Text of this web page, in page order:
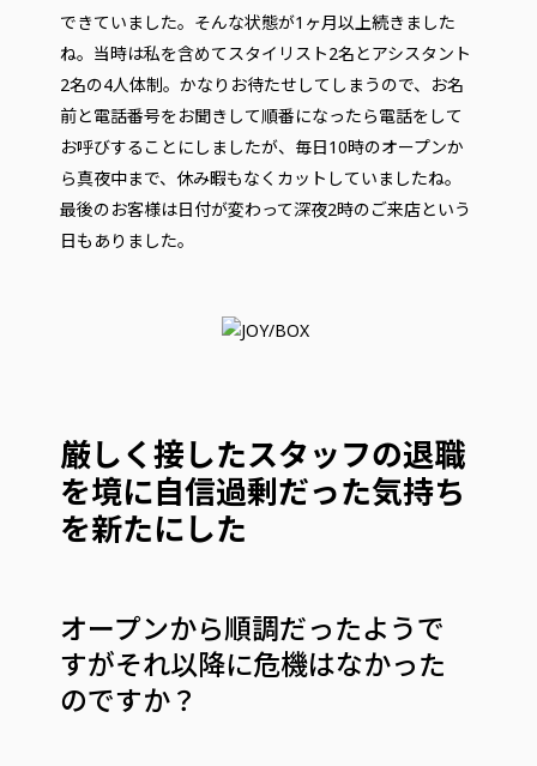
できていました。そんな状態が1ヶ月以上続きました
ね。当時は私を含めてスタイリスト2名とアシスタント
2名の4人体制。かなりお待たせしてしまうので、お名
前と電話番号をお聞きして順番になったら電話をして
お呼びすることにしましたが、毎日10時のオープンか
ら真夜中まで、休み暇もなくカットしていましたね。
最後のお客様は日付が変わって深夜2時のご来店という
日もありました。
厳しく接したスタッフの退職
を境に自信過剰だった気持ち
を新たにした
オープンから順調だったようで
すがそれ以降に危機はなかった
のですか？